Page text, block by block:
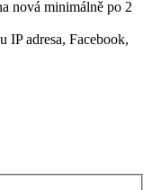
nová minimálně po 2
IP adresa, Facebook,